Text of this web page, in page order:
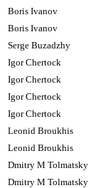
Boris Ivanov
Boris Ivanov
Serge Buzadzhy
Igor Chertock
Igor Chertock
Igor Chertock
Igor Chertock
Leonid Broukhis
Leonid Broukhis
Dmitry M Tolmatsky
Dmitry M Tolmatsky